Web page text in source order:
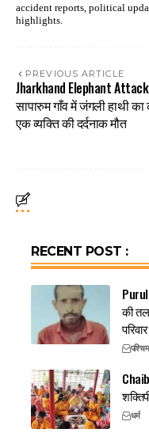
accident reports, political
highlights.
PREVIOUS ARTICLE
Jharkhand Elephant
सापारुम गाँव में जंगली हाथी
एक व्यक्ति की दर्दनाक मौत
RECENT POST :
की
धर्म